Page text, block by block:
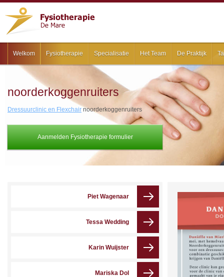
Welkom Fysiotherapie Specialisatie Het Team De Praktijk
Aanmelden Fysiotherapie formulier
noorderkoggenruiters
Dressuurclinic en Flexchair noorderkoggenruiters
Piet Wagenaar
Tessa Wedding
Karin Wuijster
Mariska Dol